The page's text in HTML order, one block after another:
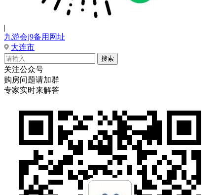
|
九游会j9备用网址
大连市
关注公众号
购房问题请加群
专家实时来解答